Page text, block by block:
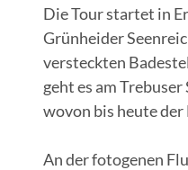
Die Tour startet in
Grünheider
versteckten
geht es am
wovon bis heute
An der fotogenen